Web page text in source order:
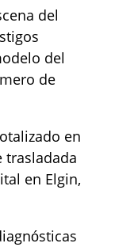
del
del
de
en
trasladada
en Elgin,